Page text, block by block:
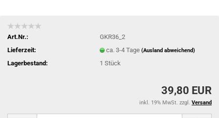
Art.Nr.:
GKR36_2
Lieferzeit:
ca. 3-4 Tage(Ausland abweichend)
Lagerbestand: 1Stück
39,80 EUR
inkl. 19% MwSt. zzgl. Versand